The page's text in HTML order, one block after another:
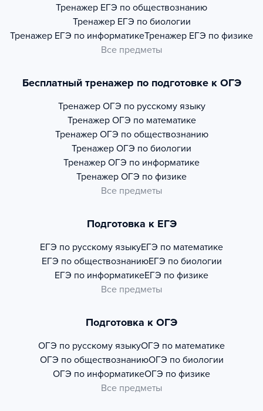
Тренажер ЕГЭ по обществознанию
Тренажер ЕГЭ по биологии
Тренажер ЕГЭ по информатикеТренажер ЕГЭ по физике
Все предметы
Бесплатный тренажер по подготовке к ОГЭ
Тренажер ОГЭ по русскому языку
Тренажер ОГЭ по математике
Тренажер ОГЭ по обществознанию
Тренажер ОГЭ по биологии
Тренажер ОГЭ по информатике
Тренажер ОГЭ по физике
Все предметы
Подготовка к ЕГЭ
ЕГЭ по русскому языкуЕГЭ по математике
ЕГЭ по обществознаниюЕГЭ по биологии
ЕГЭ по информатикеЕГЭ по физике
Все предметы
Подготовка к ОГЭ
ОГЭ по русскому языкуОГЭ по математике
ОГЭ по обществознаниюОГЭ по биологии
ОГЭ по информатикеОГЭ по физике
Все предметы